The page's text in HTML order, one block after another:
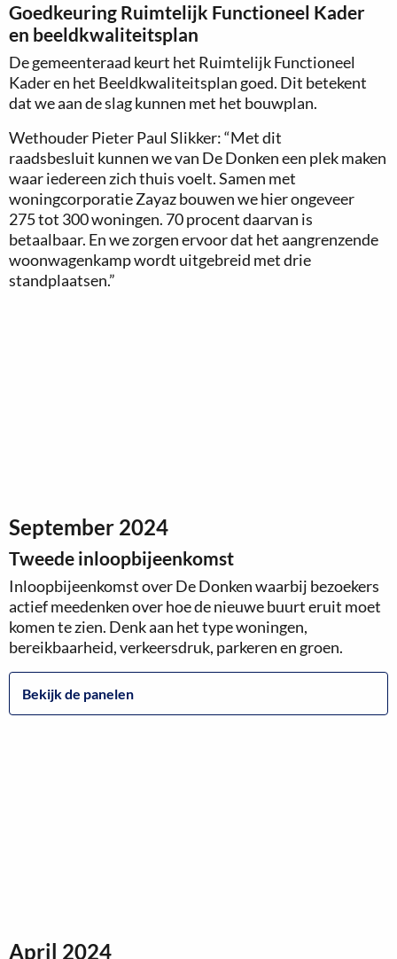
Goedkeuring Ruimtelijk Functioneel Kader
en beeldkwaliteitsplan
De gemeenteraad keurt het Ruimtelijk Functioneel
Kader en het Beeldkwaliteitsplan goed. Dit betekent
dat we aan de slag kunnen met het bouwplan.
Wethouder Pieter Paul Slikker: “Met dit
raadsbesluit kunnen we van De Donken een plek maken
waar iedereen zich thuis voelt. Samen met
woningcorporatie Zayaz bouwen we hier ongeveer
275 tot 300 woningen. 70 procent daarvan is
betaalbaar. En we zorgen ervoor dat het aangrenzende
woonwagenkamp wordt uitgebreid met drie
standplaatsen.”
September 2024
Tweede inloopbijeenkomst
Inloopbijeenkomst over De Donken waarbij bezoekers
actief meedenken over hoe de nieuwe buurt eruit moet
komen te zien. Denk aan het type woningen,
bereikbaarheid, verkeersdruk, parkeren en groen.
Bekijk de panelen
April 2024